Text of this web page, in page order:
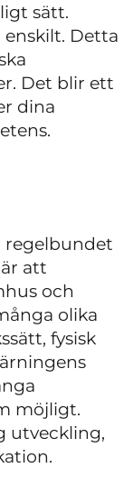
sätt.
Detta
Det blir ett
dina
regelbundet
att
och
olika
fysisk
möjligt.
utveckling,